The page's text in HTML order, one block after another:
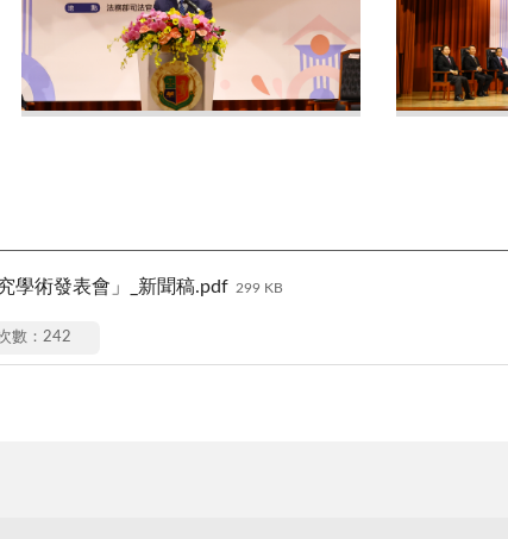
學術發表會」_新聞稿.pdf 299 KB
數：242